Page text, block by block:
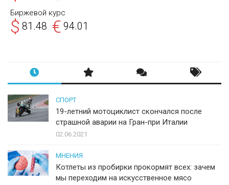
Биржевой курс
$ 81.48 € 94.01
СПОРТ
19-летний мотоциклист скончался после
страшной аварии на Гран-при Италии
02.06.2021
МНЕНИЯ
Котлеты из пробирки прокормят всех: зачем
мы переходим на искусственное мясо